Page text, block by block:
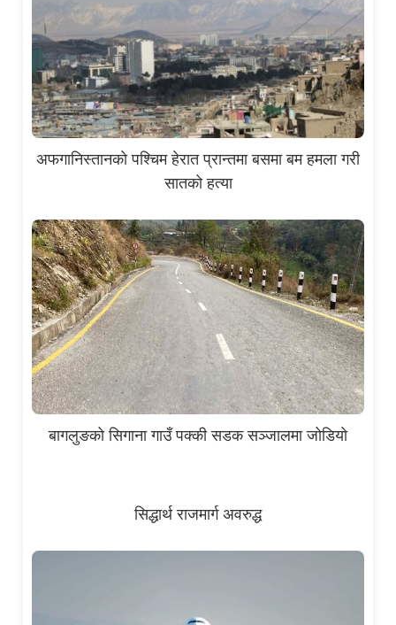
अफगानिस्तानको पश्चिम हेरात प्रान्तमा बसमा बम हमला गरी
सातको हत्या
बागलुङको सिगाना गाउँ पक्की सडक सञ्जालमा जोडियो
सिद्धार्थ राजमार्ग अवरुद्ध